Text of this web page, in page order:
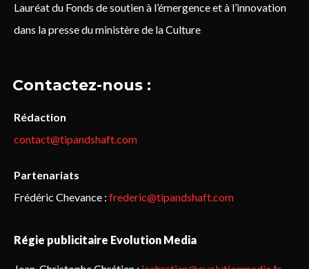
Lauréat du Fonds de soutien à l’émergence et à l’innovation
dans la presse du ministère de la Culture
Contactez-nous :
Rédaction
contact@tipandshaft.com
Partenariats
Frédéric Chevance : frederic@tipandshaft.com
Régie publicitaire Evolution Media